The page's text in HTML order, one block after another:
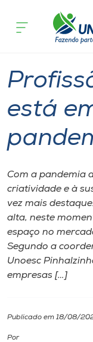
Cursos
Pesquisa
Atendimento ao
Portal de Ensino
A
Unoesc
acontece
está
Com a pandemia
criatividade e à
vez mais
alta, neste
espaço no
Segundo a
Unoesc
empresas […]
Publicado em 18/08/
Por